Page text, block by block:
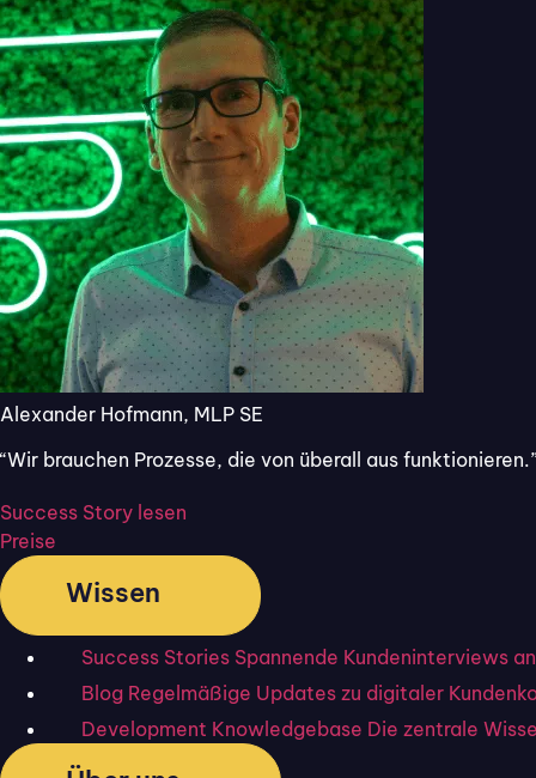
Alexander Hofmann, MLP SE
“Wir brauchen Prozesse, die von überall aus
Success Story lesen
Preise
Wissen
Success Stories Spannende Kundeninterviews
Blog Regelmäßige Updates zu digitaler
Development Knowledgebase Die zentrale
Zweifelsohne ist Low-
nurkostengünstigere
Weiterlesen:Wie Sie
Lösung ganz ohne
Derwesentliche
darin, dass
kommen, digitale
Flixcheck ist eine
benötigen überhaupt
können beispielsweise
Sehen Sie im Video, wie